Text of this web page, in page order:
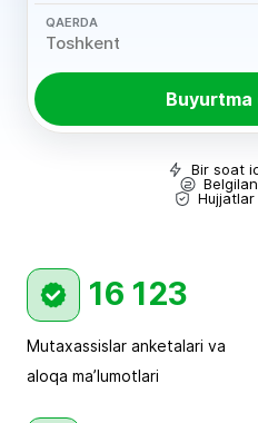
QAERDA
Buyurtma
Bir soat
16 123
Mutaxassislar anketalari va
aloqa ma’lumotlari